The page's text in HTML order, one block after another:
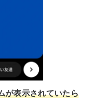
が表示されていたら